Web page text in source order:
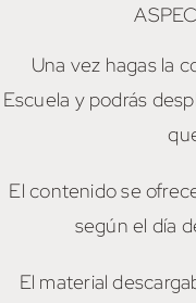
Una vez hagas la
Escuela y podrás
El contenido se
según el día
El material